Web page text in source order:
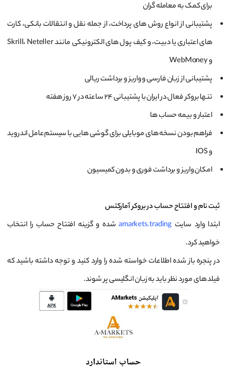
برای کمک به معامله گران
پشتیبانی از انواع روش های پرداخت، از جمله نقل و انتقالات بانکی، کارت
های اعتباری یا دبیت، و کیف پول های الکترونیکی مانند Skrill، Neteller
و WebMoney
پشتیبانی از زبان فارسی و واریز و برداشت ریالی
تنها بروکر فعال در ایران با پشتیبانی ۲۴ ساعته در ۷ روز هفته
اعتبار و بیمه حساب ها
فراهم‌ بودن نسخه‌ های موبایلی برای گوشی ‌هایی با سیستم‌عامل اندروید
و IOS
امکان واریز و برداشت فوری و بدون کمیسیون
ثبت نام و افتتاح حساب در بروکر آمارکتس
ابتدا وارد سایت amarkets.trading شده و گزینه افتتاح حساب را انتخاب
خواهید کرد.
در پنجره باز شده اطلاعات خواسته شده را وارد کنید و توجه داشته باشید که
فیلد های مورد نظر باید به زبان انگلیسی پر شوند.